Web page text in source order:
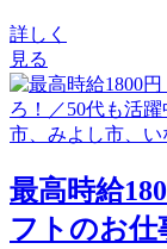
詳しく
見る
最高時給
フトのお仕